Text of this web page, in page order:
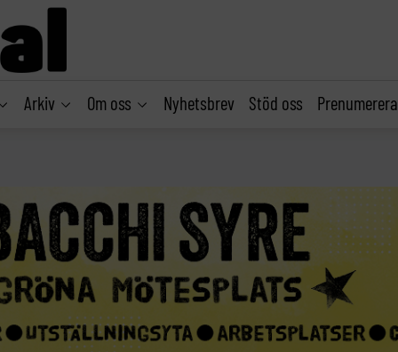
Arkiv Om oss Nyhetsbrev Stöd oss Prenumerera